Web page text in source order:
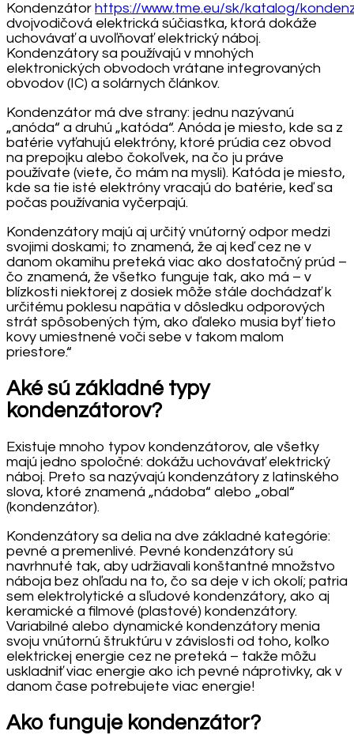
Kondenzátor https://www.tme.eu/sk/katalog/
dvojvodičová elektrická súčiastka, ktorá dokáže
uchovávať a uvoľňovať elektrický náboj.
Kondenzátory sa používajú v mnohých
elektronických obvodoch vrátane integrovaných
obvodov (IC) a solárnych článkov.
Kondenzátor má dve strany: jednu nazývanú
„anóda“ a druhú „katóda“. Anóda je miesto, kde sa z
batérie vyťahujú elektróny, ktoré prúdia cez obvod
na prepojku alebo čokoľvek, na čo ju práve
používate (viete, čo mám na mysli). Katóda je miesto,
kde sa tie isté elektróny vracajú do batérie, keď sa
počas používania vyčerpajú.
Kondenzátory majú aj určitý vnútorný odpor medzi
svojimi doskami; to znamená, že aj keď cez ne v
danom okamihu preteká viac ako dostatočný prúd –
čo znamená, že všetko funguje tak, ako má – v
blízkosti niektorej z dosiek môže stále dochádzať k
určitému poklesu napätia v dôsledku odporových
strát spôsobených tým, ako ďaleko musia byť tieto
kovy umiestnené voči sebe v takom malom
priestore.“
Aké sú základné typy
kondenzátorov?
Existuje mnoho typov kondenzátorov, ale všetky
majú jedno spoločné: dokážu uchovávať elektrický
náboj. Preto sa nazývajú kondenzátory z latinského
slova, ktoré znamená „nádoba“ alebo „obal“
(kondenzátor).
Kondenzátory sa delia na dve základné kategórie:
pevné a premenlivé. Pevné kondenzátory sú
navrhnuté tak, aby udržiavali konštantné množstvo
náboja bez ohľadu na to, čo sa deje v ich okolí; patria
sem elektrolytické a sľudové kondenzátory, ako aj
keramické a filmové (plastové) kondenzátory.
Variabilné alebo dynamické kondenzátory menia
svoju vnútornú štruktúru v závislosti od toho, koľko
elektrickej energie cez ne preteká – takže môžu
uskladniť viac energie ako ich pevné náprotivky, ak v
danom čase potrebujete viac energie!
Ako funguje kondenzátor?